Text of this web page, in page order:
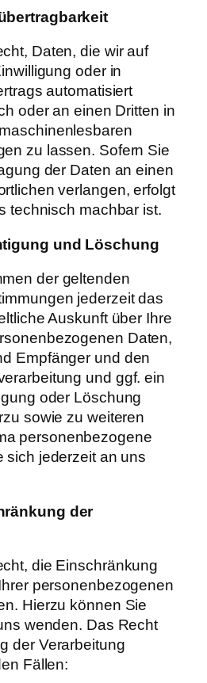
Daten, die wir auf
oder in
automatisiert
oder an einen Dritten in
zu lassen. Sofern Sie
der Daten an einen
verlangen, erfolgt
technisch machbar ist.
und Löschung
der geltenden
jederzeit das
Auskunft über Ihre
Daten,
Empfänger und den
und ggf. ein
oder Löschung
sowie zu weiteren
personenbezogene
sich jederzeit an uns
der
die Einschränkung
personenbezogenen
Hierzu können Sie
wenden. Das Recht
der Verarbeitung
Fällen: